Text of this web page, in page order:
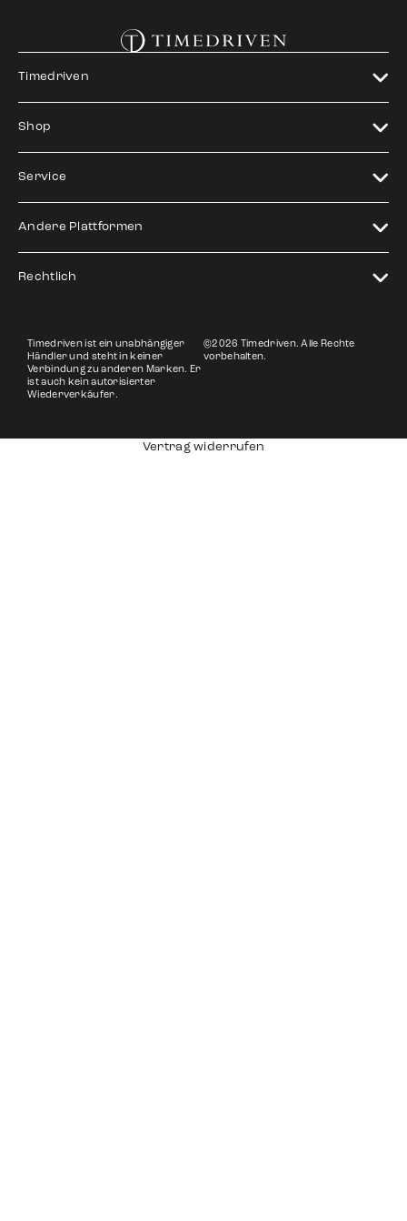
Timedriven
Shop
Service
Andere Plattformen
Rechtlich
Timedriven ist ein unabhängiger
Händler und steht in keiner
Verbindung zu anderen Marken. Er
ist auch kein autorisierter
Wiederverkäufer.
©2026 Timedriven. Alle Rechte
vorbehalten.
Vertrag widerrufen